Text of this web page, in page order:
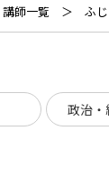
講師一覧 ふ
政治・